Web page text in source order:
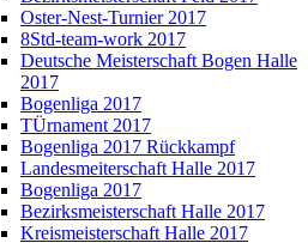
Oster-Nest-Turnier 2017
8Std-team-work 2017
Deutsche Meisterschaft Bogen Halle
2017
Bogenliga 2017
TÜrnament 2017
Bogenliga 2017 Rückkampf
Landesmeiterschaft Halle 2017
Bogenliga 2017
Bezirksmeisterschaft Halle 2017
Kreismeisterschaft Halle 2017